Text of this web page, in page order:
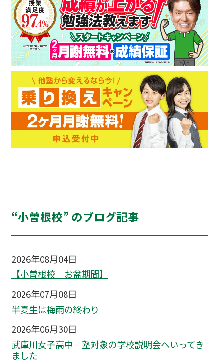
“小曽根校” のブログ記事
2026年08月04日
【小曽根校 お盆期間】
2026年07月08日
半夏生は梅雨の終わり
2026年06月30日
武庫川女子高中 塾対象の学校説明会へいってき
ました